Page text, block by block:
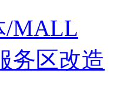
/MALL
务区改造